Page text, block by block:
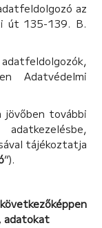
az
út 135-139. B.
Adatvédelmi
további
tájékoztatja
”).
adatokat